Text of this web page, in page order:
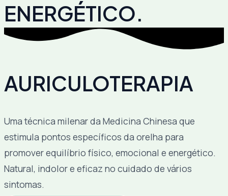
ENERGÉTICO.
AURICULOTERAPIA
Uma técnica milenar da Medicina Chinesa que
estimula pontos específicos da orelha para
promover equilíbrio físico, emocional e energético.
Natural, indolor e eficaz no cuidado de vários
sintomas.